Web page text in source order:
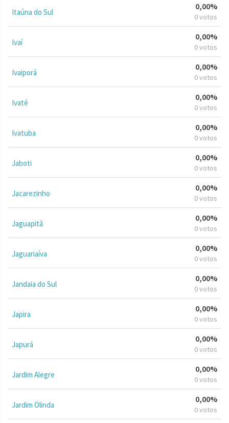
Itaúna do Sul
0,00%
0 votos
Ivaí
0,00%
0 votos
Ivaiporã
0,00%
0 votos
Ivaté
0,00%
0 votos
Ivatuba
0,00%
0 votos
Jaboti
0,00%
0 votos
Jacarezinho
0,00%
0 votos
Jaguapitã
0,00%
0 votos
Jaguariaíva
0,00%
0 votos
Jandaia do Sul
0,00%
0 votos
Japira
0,00%
0 votos
Japurá
0,00%
0 votos
Jardim Alegre
0,00%
0 votos
Jardim Olinda
0,00%
0 votos